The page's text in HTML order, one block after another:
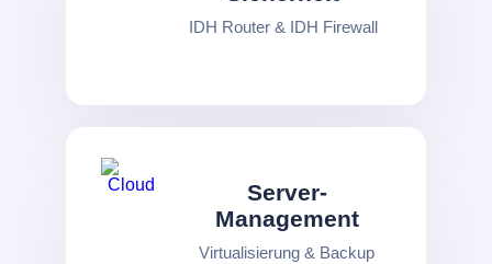
IDH Router & IDH Firewall
Server-
Management
Virtualisierung & Backup